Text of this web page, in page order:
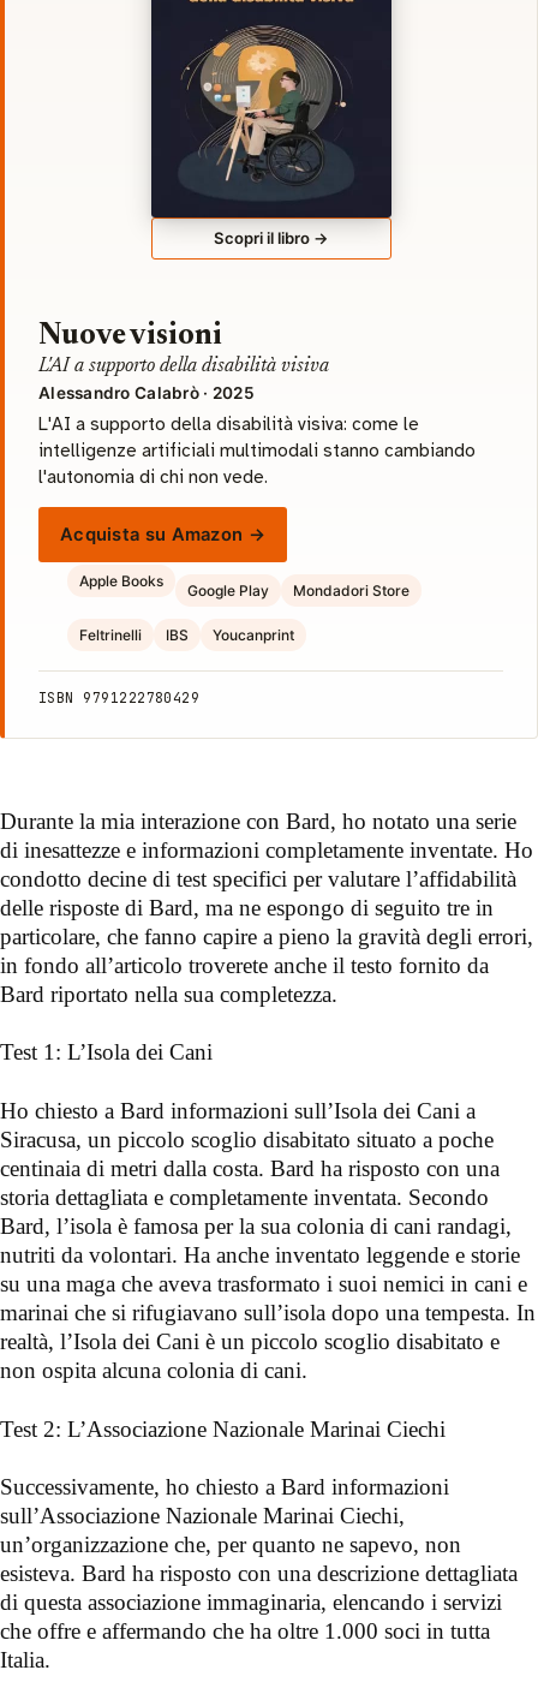
Scopri il libro →
Nuove visioni
L'AI a supporto della disabilità visiva
Alessandro Calabrò · 2025
L'AI a supporto della disabilità visiva: come le
intelligenze artificiali multimodali stanno cambiando
l'autonomia di chi non vede.
Acquista su Amazon →
Apple Books
Google Play Mondadori Store
Feltrinelli IBS Youcanprint
ISBN 9791222780429
Durante la mia interazione con Bard, ho notato una serie
di inesattezze e informazioni completamente inventate. Ho
condotto decine di test specifici per valutare l’affidabilità
delle risposte di Bard, ma ne espongo di seguito tre in
particolare, che fanno capire a pieno la gravità degli errori,
in fondo all’articolo troverete anche il testo fornito da
Bard riportato nella sua completezza.
Test 1: L’Isola dei Cani
Ho chiesto a Bard informazioni sull’Isola dei Cani a
Siracusa, un piccolo scoglio disabitato situato a poche
centinaia di metri dalla costa. Bard ha risposto con una
storia dettagliata e completamente inventata. Secondo
Bard, l’isola è famosa per la sua colonia di cani randagi,
nutriti da volontari. Ha anche inventato leggende e storie
su una maga che aveva trasformato i suoi nemici in cani e
marinai che si rifugiavano sull’isola dopo una tempesta. In
realtà, l’Isola dei Cani è un piccolo scoglio disabitato e
non ospita alcuna colonia di cani.
Test 2: L’Associazione Nazionale Marinai Ciechi
Successivamente, ho chiesto a Bard informazioni
sull’Associazione Nazionale Marinai Ciechi,
un’organizzazione che, per quanto ne sapevo, non
esisteva. Bard ha risposto con una descrizione dettagliata
di questa associazione immaginaria, elencando i servizi
che offre e affermando che ha oltre 1.000 soci in tutta
Italia.